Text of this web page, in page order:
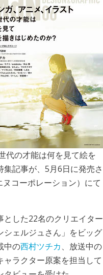
代の才能は何を見て絵を
記事が、5月6日に発売さ
コーポレーション）にて
した22名のクリエイター
シェルジュさん」をビッグ
中の西村ツチカ、放送中の
ラクター原案を担当して